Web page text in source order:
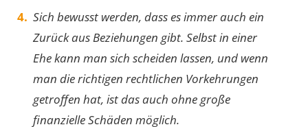
Sich bewusst werden, dass es immer auch ein
Zurück aus Beziehungen gibt. Selbst in einer
Ehe kann man sich scheiden lassen, und wenn
man die richtigen rechtlichen Vorkehrungen
getroffen hat, ist das auch ohne große
finanzielle Schäden möglich.